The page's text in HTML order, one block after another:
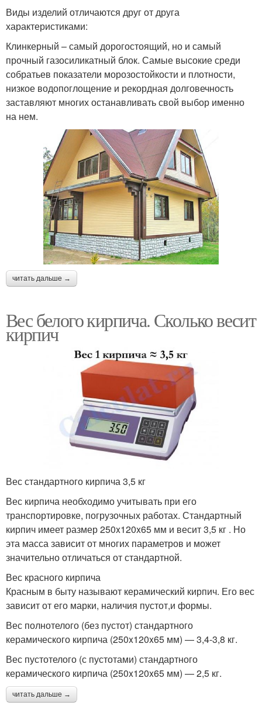
Виды изделий отличаются друг от друга
характеристиками:
Клинкерный – самый дорогостоящий, но и самый
прочный газосиликатный блок. Самые высокие среди
собратьев показатели морозостойкости и плотности,
низкое водопоглощение и рекордная долговечность
заставляют многих останавливать свой выбор именно
на нем.
читать дальше →
Вес белого кирпича. Сколько весит
кирпич
Вес стандартного кирпича 3,5 кг
Вес кирпича необходимо учитывать при его
транспортировке, погрузочных работах. Стандартный
кирпич имеет размер 250x120x65 мм и весит 3,5 кг . Но
эта масса зависит от многих параметров и может
значительно отличаться от стандартной.
Вес красного кирпича
Красным в быту называют керамический кирпич. Его вес
зависит от его марки, наличия пустот,и формы.
Вес полнотелого (без пустот) стандартного
керамического кирпича (250x120x65 мм) — 3,4-3,8 кг.
Вес пустотелого (с пустотами) стандартного
керамического кирпича (250x120x65 мм) — 2,5 кг.
читать дальше →